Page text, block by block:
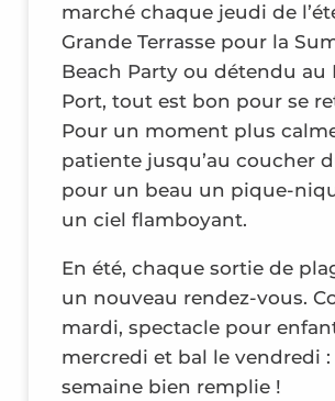
marché chaque jeudi de
Grande Terrasse pour la
Beach Party ou détendu au
Port, tout est bon pour se
Pour un moment plus
patiente jusqu’au coucher
pour un beau un pique-
un ciel flamboyant.
En été, chaque sortie de
un nouveau rendez-vous.
mardi, spectacle pour
mercredi et bal le vendredi :
semaine bien remplie !